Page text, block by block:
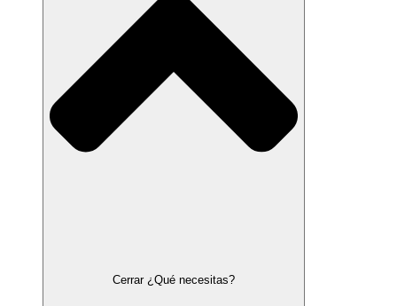
Cerrar ¿Qué necesitas?